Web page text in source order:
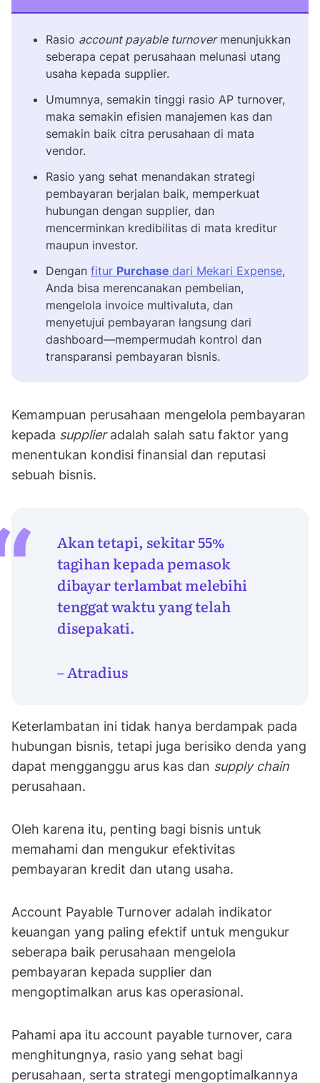
Rasio account payable turnovermenunjukkan
seberapa cepat perusahaan melunasi utang
usaha kepada supplier.
Umumnya, semakin tinggi rasio AP turnover,
maka semakin efisien manajemen kas dan
semakin baik citra perusahaan di mata
vendor.
Rasio yang sehat menandakan strategi
pembayaran berjalan baik, memperkuat
hubungan dengan supplier, dan
mencerminkan kredibilitas di mata kreditur
maupun investor.
Dengan fitur Purchase dari Mekari Expense,
Anda bisa merencanakan pembelian,
mengelola invoice multivaluta, dan
menyetujui pembayaran langsung dari
dashboard—mempermudah kontrol dan
transparansi pembayaran bisnis.
Kemampuan perusahaan mengelola pembayaran
kepada supplieradalah salah satu faktor yang
menentukan kondisi finansial dan reputasi
sebuah bisnis.
Akan tetapi, sekitar 55%
tagihan kepada pemasok
dibayar terlambat melebihi
tenggat waktu yang telah
disepakati.
– Atradius
Keterlambatan ini tidak hanya berdampak pada
hubungan bisnis, tetapi juga berisiko denda yang
dapat mengganggu arus kas dan supply chain
perusahaan.
Oleh karena itu, penting bagi bisnis untuk
memahami dan mengukur efektivitas
pembayaran kredit dan utang usaha.
Account Payable Turnover adalah indikator
keuangan yang paling efektif untuk mengukur
seberapa baik perusahaan mengelola
pembayaran kepada supplier dan
mengoptimalkan arus kas operasional.
Pahami apa itu account payable turnover, cara
menghitungnya, rasio yang sehat bagi
perusahaan, serta strategi mengoptimalkannya